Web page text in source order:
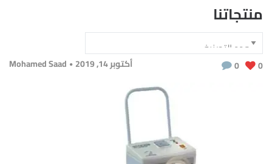
منتجاتنا
أكتوبر 14, 2019 Mohamed Saad 0 0